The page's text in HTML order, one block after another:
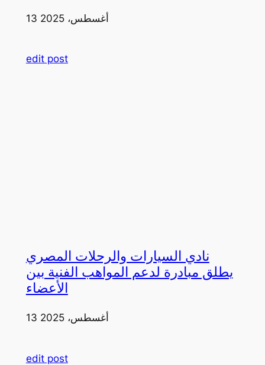
13 أغسطس، 2025
edit post
نادي السيارات والرحلات المصري
يطلق مبادرة لدعم المواهب الفنية بين
الأعضاء
13 أغسطس، 2025
edit post